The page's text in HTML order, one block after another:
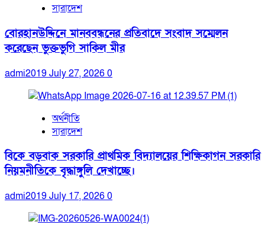
সারাদেশ
বোরহানউদ্দিনে মানববন্ধনের প্রতিবাদে সংবাদ সম্মেলন
করেছেন ভুক্তভুগি সাকিল মীর
admi2019July 27, 20260
অর্থনীতি
সারাদেশ
বিকে বড়বাক সরকারি প্রাথমিক বিদ্যালয়ের শিক্ষিকাগন সরকারি
নিয়মনীতিকে বৃদ্ধাঙ্গুলি দেখাচ্ছে।
admi2019July 17, 20260